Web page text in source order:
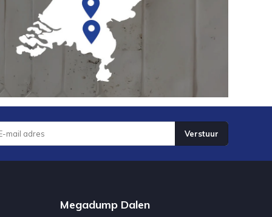
Verstuur
Megadump Dalen